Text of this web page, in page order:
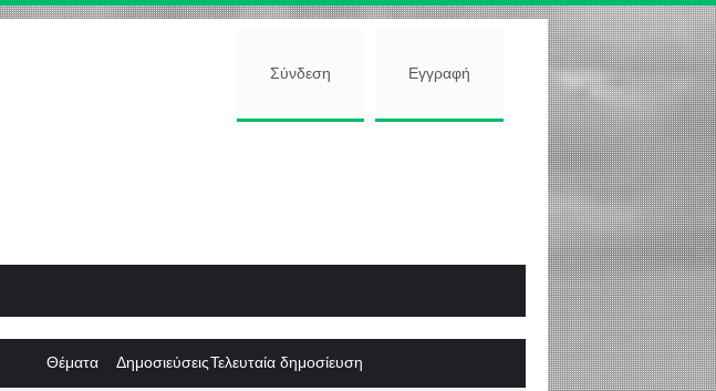
Σύνδεση Εγγραφή
Θέματα ΔημοσιεύσειςΤελευταία δημοσίευση